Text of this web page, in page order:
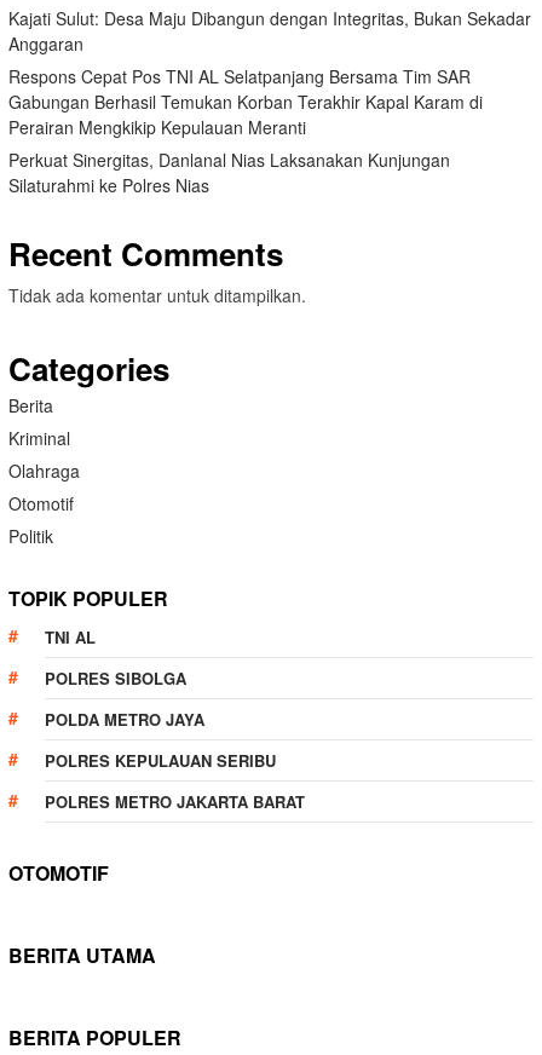
Kajati Sulut: Desa Maju Dibangun dengan Integritas, Bukan Sekadar
Anggaran
Respons Cepat Pos TNI AL Selatpanjang Bersama Tim SAR
Gabungan Berhasil Temukan Korban Terakhir Kapal Karam di
Perairan Mengkikip Kepulauan Meranti
Perkuat Sinergitas, Danlanal Nias Laksanakan Kunjungan
Silaturahmi ke Polres Nias
Recent Comments
Tidak ada komentar untuk ditampilkan.
Categories
Berita
Kriminal
Olahraga
Otomotif
Politik
TOPIK POPULER
TNI AL
POLRES SIBOLGA
POLDA METRO JAYA
POLRES KEPULAUAN SERIBU
POLRES METRO JAKARTA BARAT
OTOMOTIF
BERITA UTAMA
BERITA POPULER